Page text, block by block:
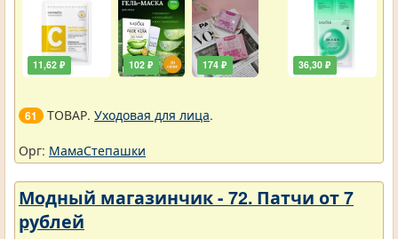
11,62 ₽ 102 ₽ 174 ₽ 36,30 ₽
61 ТОВАР. Уходовая для лица.
Орг: МамаСтепашки
Модный магазинчик - 72. Патчи от 7
рублей